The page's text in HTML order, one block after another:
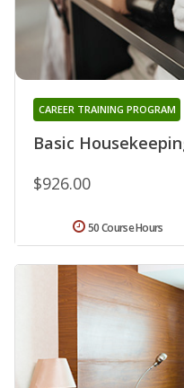
Basic
CAREER TRAINING PROGRAM
$926.00
50 Course Hours